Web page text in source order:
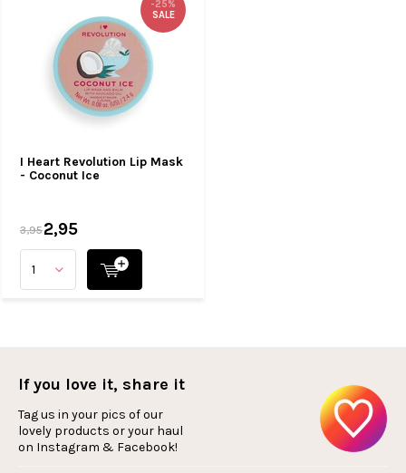
I Heart Revolution Lip Mask
- Coconut Ice
-25%
SALE
3,952,95
If you love it, share it
Tag us in your pics of our
lovely products or your haul
on Instagram & Facebook!